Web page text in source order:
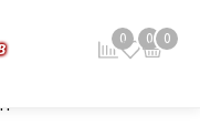
0 0 0